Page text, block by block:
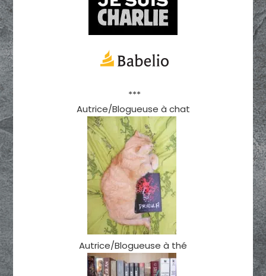
***
Autrice/Blogueuse à chat
Autrice/Blogueuse à thé